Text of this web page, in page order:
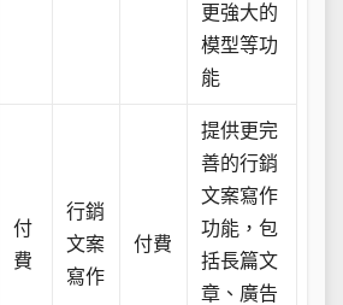
更強大的
模型等功
能
付
費
行銷
文案
寫作
付費
提供更完
善的行銷
文案寫作
功能，包
括長篇文
章、廣告